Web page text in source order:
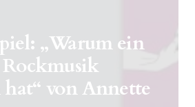
„Warum ein
Rockmusik
von Annette